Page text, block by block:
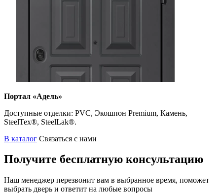
Портал «Адель»
Доступные отделки: PVC, Экошпон Premium, Камень,
SteelTex®, SteelLak®.
В каталог Связаться с нами
Получите бесплатную консультацию
Наш менеджер перезвонит вам в выбранное время, поможет
выбрать дверь и ответит на любые вопросы